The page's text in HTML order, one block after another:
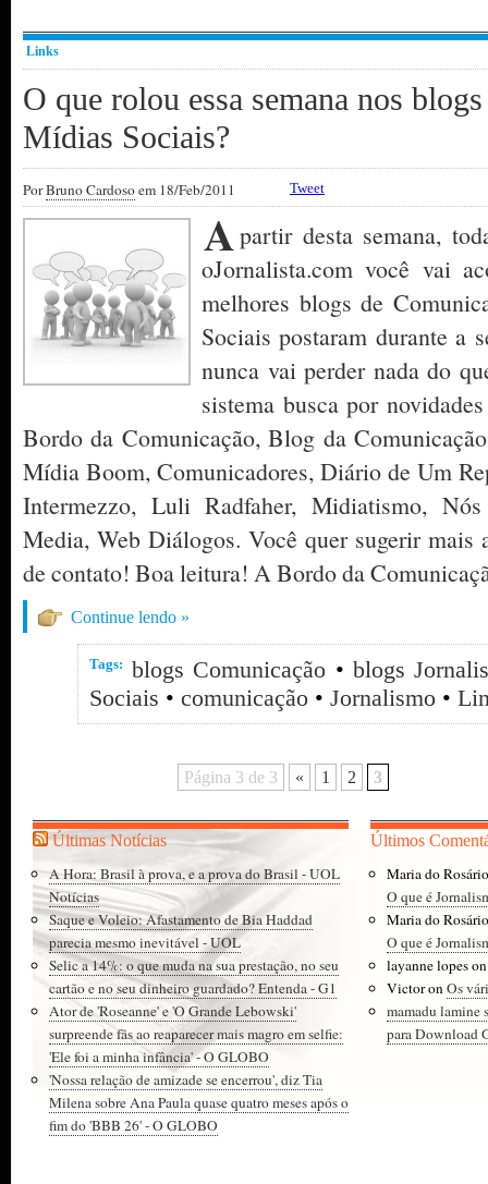
Links
O que rolou essa semana nos
Mídias Sociais?
PorBruno Cardosoem 18/Feb/2011 Tweet
Apartir desta semana,
oJornalista.com você vai
melhores blogs de
Sociais postaram durante a
nunca vai perder nada do
sistema busca por
Bordo da Comunicação, Blog da
Mídia Boom, Comunicadores, Diário de Um
Intermezzo, Luli Radfaher, Midiatismo,
Media, Web Diálogos. Você quer sugerir
de contato! Boa leitura! A Bordo da
Continue lendo »
Tags: blogs Comunicação • blogs
Sociais • comunicação • Jornalismo •
Página 3 de 3 « 1 2 3
Últimas Notícias
A Hora: Brasil à prova, e a prova do Brasil - UOL
Notícias
Saque e Voleio: Afastamento de Bia Haddad
parecia mesmo inevitável - UOL
Selic a 14%: o que muda na sua prestação, no seu
cartão e no seu dinheiro guardado? Entenda - G1
Ator de 'Roseanne' e 'O Grande Lebowski'
surpreende fãs ao reaparecer mais magro em selfie:
'Ele foi a minha infância' - O GLOBO
'Nossa relação de amizade se encerrou', diz Tia
Milena sobre Ana Paula quase quatro meses após o
fim do 'BBB 26' - O GLOBO
Últimos
Maria do
O que é
Maria do
O que é
layanne lopes
VictoronOs
mamadu lamine
para Download